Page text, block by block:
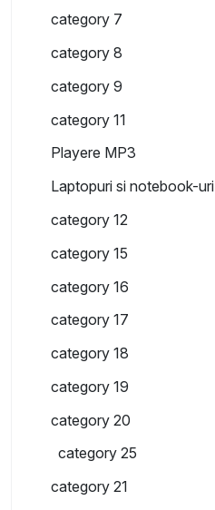
category 7
category 8
category 9
category 11
Playere MP3
Laptopuri si notebook-uri
category 12
category 15
category 16
category 17
category 18
category 19
category 20
category 25
category 21